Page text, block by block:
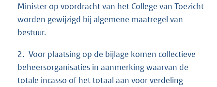
Minister op voordracht van het College van Toezicht
worden gewijzigd bij algemene maatregel van
bestuur.
2. Voor plaatsing op de bijlage komen collectieve
beheersorganisaties in aanmerking waarvan de
totale incasso of het totaal aan voor verdeling